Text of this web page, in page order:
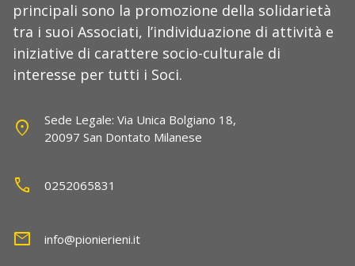
principali sono la promozione della solidarietà
tra i suoi Associati, l’individuazione di attività e
iniziative di carattere socio-culturale di
interesse per tutti i Soci.
location_on
Sede Legale: Via Unica Bolgiano 18,
20097 San Dontato Milanese
call 0252065831
mail info@pionierieni.it